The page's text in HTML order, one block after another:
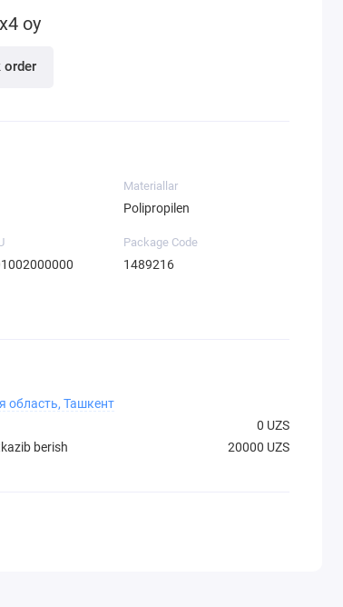
oy
order
Materiallar
Polipropilen
Package Code
1489216
область, Ташкент
0 UZS
berish
20000 UZS